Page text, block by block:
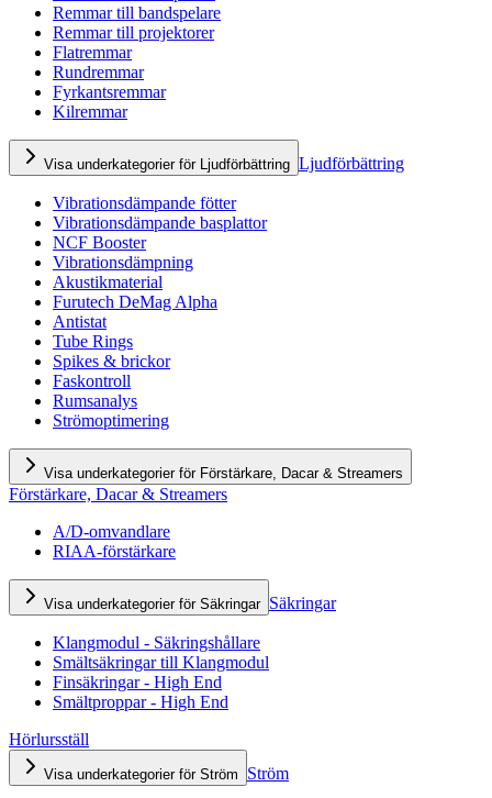
Remmar till bandspelare
Remmar till projektorer
Flatremmar
Rundremmar
Fyrkantsremmar
Kilremmar
Visa underkategorier för Ljudförbättring Ljudförbättring
Vibrationsdämpande fötter
Vibrationsdämpande basplattor
NCF Booster
Vibrationsdämpning
Akustikmaterial
Furutech DeMag Alpha
Antistat
Tube Rings
Spikes & brickor
Faskontroll
Rumsanalys
Strömoptimering
Visa underkategorier för Förstärkare, Dacar & Streamers
Förstärkare, Dacar & Streamers
A/D-omvandlare
RIAA-förstärkare
Visa underkategorier för Säkringar Säkringar
Klangmodul - Säkringshållare
Smältsäkringar till Klangmodul
Finsäkringar - High End
Smältproppar - High End
Hörlursställ
Visa underkategorier för Ström Ström